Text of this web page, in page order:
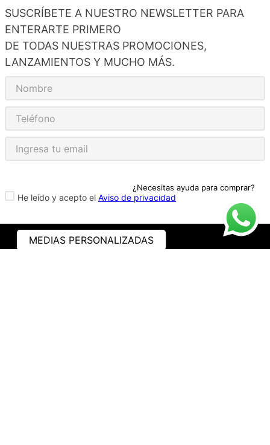
¿Necesitas ayuda para comprar?
SUSCRÍBETE A NUESTRO NEWSLETTER PARA
ENTERARTE PRIMERO
DE TODAS NUESTRAS PROMOCIONES,
LANZAMIENTOS Y MUCHO MÁS.
He leído y acepto el Aviso de privacidad
MEDIAS PERSONALIZADAS